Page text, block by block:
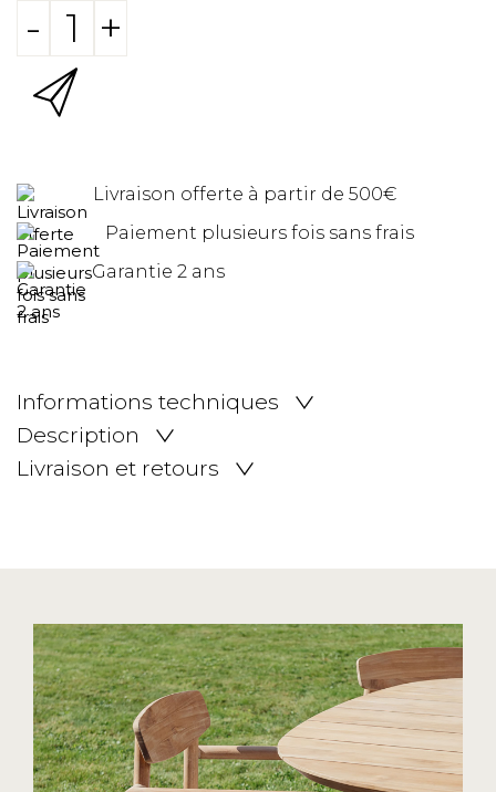
- +
Livraison offerte à partir de 500€
Paiement plusieurs fois sans frais
Garantie 2 ans
Informations techniques
Description
Livraison et retours